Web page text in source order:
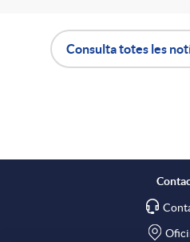
Consulta totes les